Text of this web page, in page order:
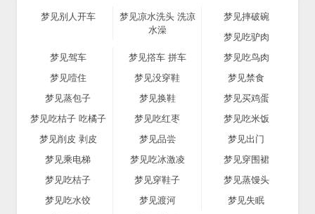
梦见别人开车
梦见凉水洗头 洗凉
水澡
梦见摔破碗
梦见吃驴肉
梦见驾车
梦见撘车 拼车
梦见吃鸟肉
梦见噎住
梦见没穿鞋
梦见禁食
梦见蒸包子
梦见换鞋
梦见买鸡蛋
梦见吃桔子 吃橘子
梦见吃红枣
梦见吃米饭
梦见削皮 剥皮
梦见品尝
梦见出门
梦见乘电梯
梦见吃冰激凌
梦见穿围裙
梦见吃桔子
梦见穿鞋子
梦见蒸馒头
梦见吃水饺
梦见渡河
梦见失眠